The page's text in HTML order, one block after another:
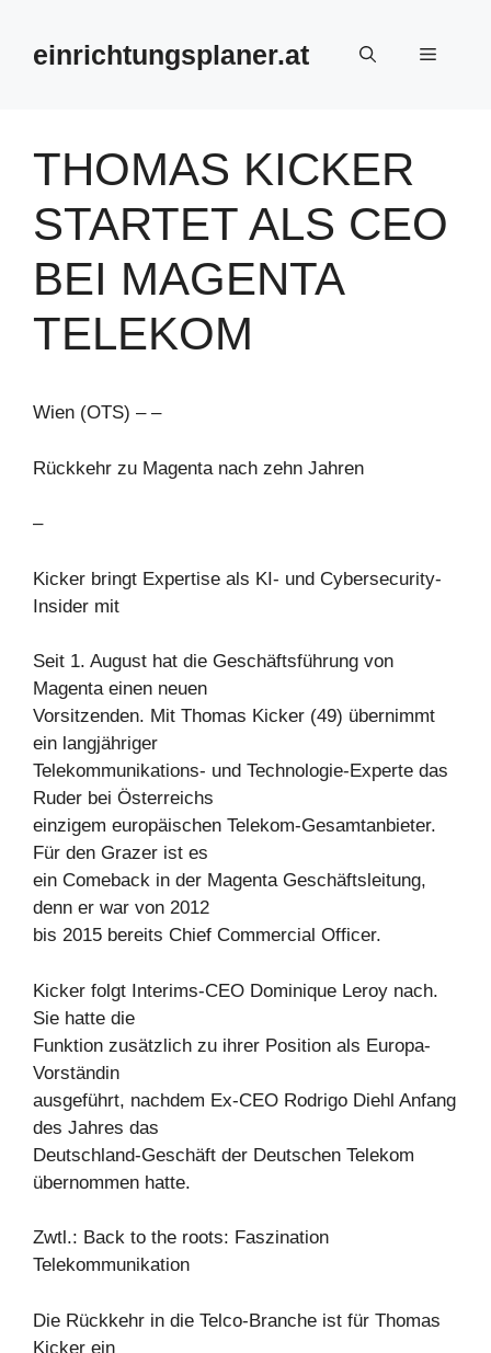
springeneinrichtungsplaner.at Menü
THOMAS KICKER
STARTET ALS CEO
BEI MAGENTA
TELEKOM
Wien (OTS) – –
Rückkehr zu Magenta nach zehn Jahren
–
Kicker bringt Expertise als KI- und Cybersecurity-
Insider mit
Seit 1. August hat die Geschäftsführung von
Magenta einen neuen
Vorsitzenden. Mit Thomas Kicker (49) übernimmt
ein langjähriger
Telekommunikations- und Technologie-Experte das
Ruder bei Österreichs
einzigem europäischen Telekom-Gesamtanbieter.
Für den Grazer ist es
ein Comeback in der Magenta Geschäftsleitung,
denn er war von 2012
bis 2015 bereits Chief Commercial Officer.
Kicker folgt Interims-CEO Dominique Leroy nach.
Sie hatte die
Funktion zusätzlich zu ihrer Position als Europa-
Vorständin
ausgeführt, nachdem Ex-CEO Rodrigo Diehl Anfang
des Jahres das
Deutschland-Geschäft der Deutschen Telekom
übernommen hatte.
Zwtl.: Back to the roots: Faszination
Telekommunikation
Die Rückkehr in die Telco-Branche ist für Thomas
Kicker ein